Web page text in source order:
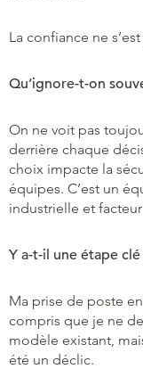
La confiance ne
Qu’ignore-t-on
On ne voit pas
derrière chaque
choix impacte la
équipes. C’est un
industrielle et
Y a-t-il une étape
Ma prise de poste
compris que je ne
modèle existant,
été un déclic.